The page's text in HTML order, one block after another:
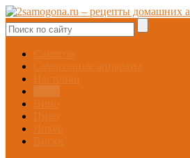
Самогон
Самогонные аппараты
Настойки
Вино
Пиво
Ликёр
Виски